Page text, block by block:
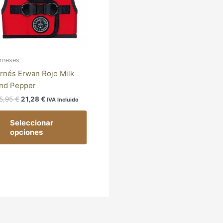
Erwan Rojo Milk
Pepper
€ 21,28€ IVA Incluido
Seleccionar
opciones